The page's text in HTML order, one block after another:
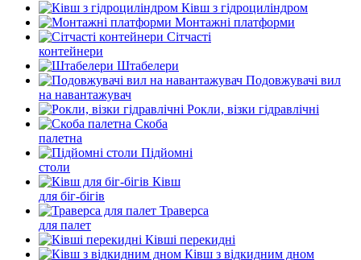
Ківш з гідроциліндром
Монтажні платформи
Сітчасті
контейнери
Штабелери
Подовжувачі вил
на навантажувач
Рокли, візки гідравлічні
Скоба
палетна
Підйомні
столи
Ківш
для біг-бігів
Траверса
для палет
Ківші перекидні
Ківш з відкидним дном